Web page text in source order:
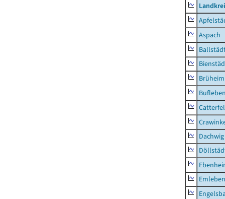
Aspach
Brüheim
Dachwig
Emleben